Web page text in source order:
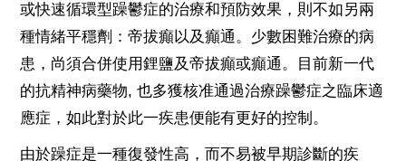
或快速循環型躁鬱症的治療和預防效果，則不如另兩
種情緒平穩劑：帝拔癲以及癲通。少數困難治療的病
患，尚須合併使用鋰鹽及帝拔癲或癲通。目前新一代
的抗精神病藥物, 也多獲核准通過治療躁鬱症之臨床適
應症，如此對於此一疾患便能有更好的控制。
由於躁症是一種復發性高，而不易被早期診斷的疾